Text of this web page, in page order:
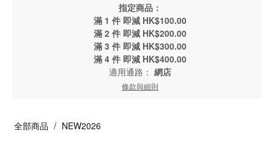
指定商品：
滿 1 件 即減 HK$100.00
滿 2 件 即減 HK$200.00
滿 3 件 即減 HK$300.00
滿 4 件 即減 HK$400.00
適用通路： 網店
條款與細則
全部商品 NEW2026